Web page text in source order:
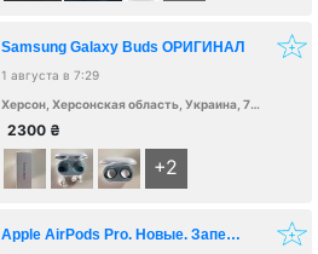
Samsung Galaxy Buds ОРИГИНАЛ
1 августа в 7:29
Херсон, Херсонская область, Украина, 73000
2300 ₴
+2
Apple AirPods Pro. Новые. Запечатаны. Оригинал. АКЦИИ